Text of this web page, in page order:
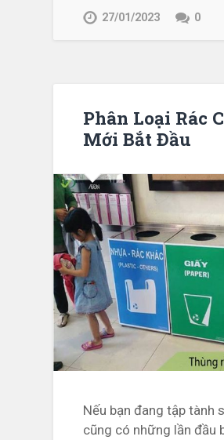
27/01/2023 0
Phân Loại Rác
Mới Bắt Đầu
Nếu bạn đang tập tành
cũng có những lần đầu